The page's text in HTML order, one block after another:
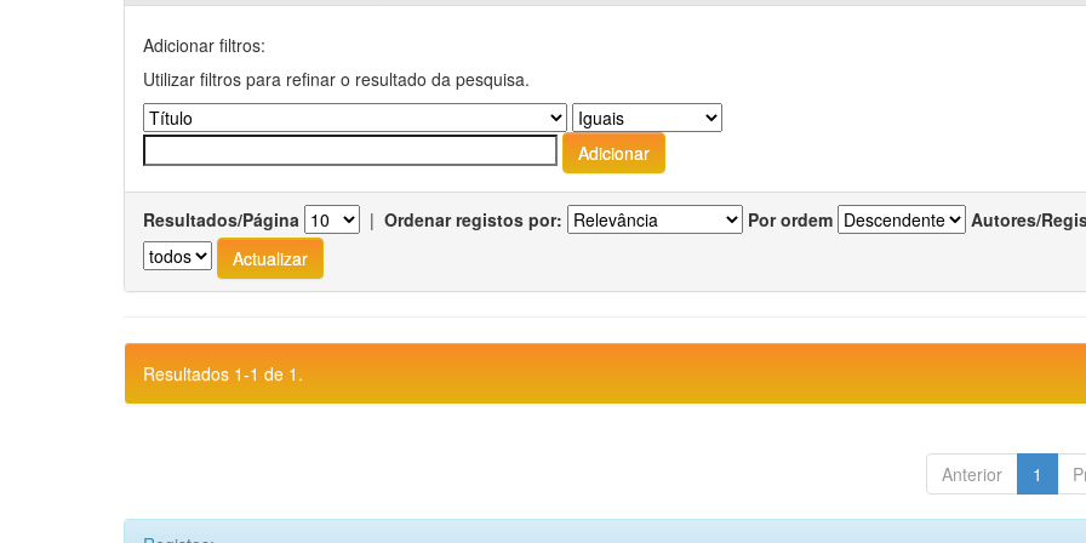
Adicionar filtros:
Utilizar filtros para refinar o resultado da pesquisa.
Resultados/Página | Ordenar registos por: Por ordem Autores/
Resultados 1-1 de 1.
Anterior 1